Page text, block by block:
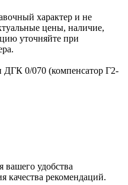
характер и не
цены, наличие,
уточняйте при
0/070 (компенсатор Г2-
удобства
качества рекомендаций.